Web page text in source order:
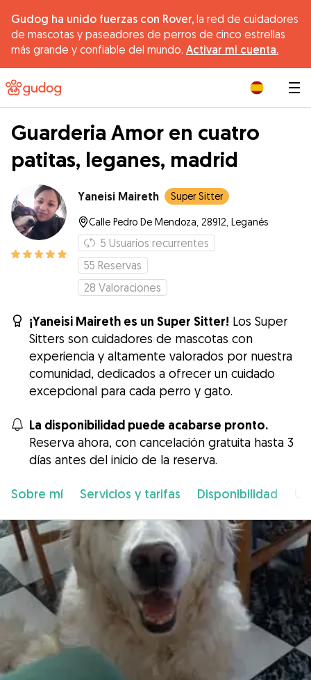
Gudog ha unido fuerzas con Rover, la red de cuidadores
de mascotas y paseadores de perros de cinco estrellas
más grande y confiable del mundo. Activar mi cuenta.
Guarderia Amor en cuatro
patitas, leganes, madrid
Yaneisi Maireth Super Sitter
Calle Pedro De Mendoza, 28912, Leganés
5 Usuarios recurrentes
55 Reservas
28 Valoraciones
¡Yaneisi Maireth es un Super Sitter! Los Super
Sitters son cuidadores de mascotas con
experiencia y altamente valorados por nuestra
comunidad, dedicados a ofrecer un cuidado
excepcional para cada perro y gato.
La disponibilidad puede acabarse pronto.
Reserva ahora, con cancelación gratuita hasta 3
días antes del inicio de la reserva.
Sobre mí Servicios y tarifas Disponibilidad